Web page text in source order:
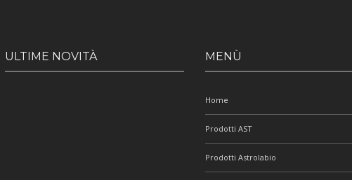
ULTIME NOVITÀ MENÙ
Home
Prodotti AST
Prodotti Astrolabio